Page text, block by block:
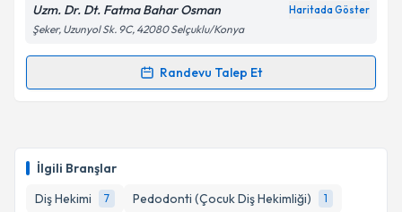
İlgili Branşlar
Diş Hekimi
7 Pedodonti (Çocuk Diş Hekimliği) 1
Kişisel verilerimin işlenmesine ilişkin
Metni'ni okudum ve kişisel verilerimin belirtilen
kapsamda işlenmesini kabul ediyorum.
Uzm. Dr. Dt. Fatma Bahar Osman Haritada Göster
Şeker, Uzunyol Sk. 9C, 42080 Selçuklu/Konya
Randevu Talep Et
Randevu Takvimi Talebi
almanız için bir takvim hazırlandığında e-posta ile
bilgilendireceğiz.